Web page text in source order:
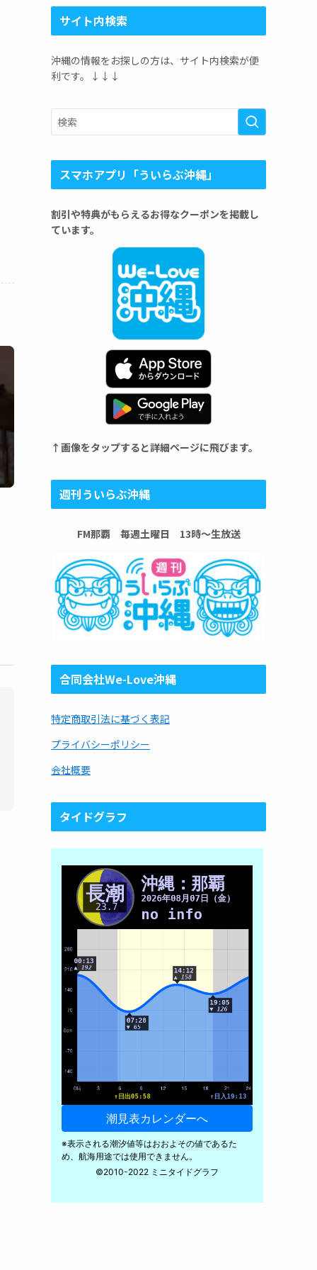
サイト内検索
沖縄の情報をお探しの方は、サイト内検索が便
利です。↓↓↓
スマホアプリ「ういらぶ沖縄」
割引や特典がもらえるお得なクーポンを掲載し
ています。
↑画像をタップすると詳細ページに飛びます。
週刊ういらぶ沖縄
FM那覇 毎週土曜日 13時〜生放送
合同会社We-Love沖縄
特定商取引法に基づく表記
プライバシーポリシー
会社概要
タイドグラフ